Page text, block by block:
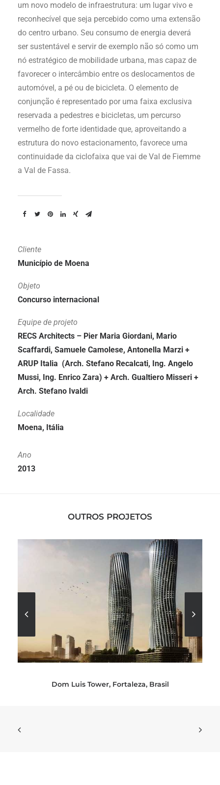
um novo modelo de infraestrutura: um lugar vivo e
reconhecível que seja percebido como uma extensão
do centro urbano. Seu consumo de energia deverá
ser sustentável e servir de exemplo não só como um
nó estratégico de mobilidade urbana, mas capaz de
favorecer o intercâmbio entre os deslocamentos de
automóvel, a pé ou de bicicleta. O elemento de
conjunção é representado por uma faixa exclusiva
reservada a pedestres e bicicletas, um percurso
vermelho de forte identidade que, aproveitando a
estrutura do novo estacionamento, favorece uma
continuidade da ciclofaixa que vai de Val de Fiemme
a Val de Fassa.
Cliente
Município de Moena
Objeto
Concurso internacional
Equipe de projeto
RECS Architects – Pier Maria Giordani, Mario
Scaffardi, Samuele Camolese, Antonella Marzi +
ARUP Italia (Arch. Stefano Recalcati, Ing. Angelo
Mussi, Ing. Enrico Zara) + Arch. Gualtiero Misseri +
Arch. Stefano Ivaldi
Localidade
Moena, Itália
Ano
2013
OUTROS PROJETOS
Dom Luis Tower, Fortaleza, Brasil